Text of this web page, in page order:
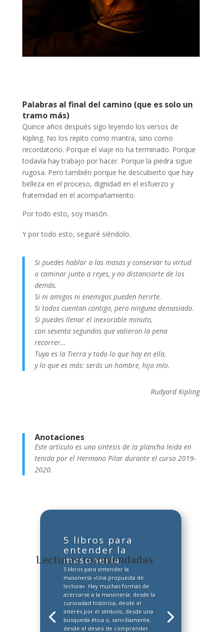
Palabras al final del camino (que es solo un
tramo más)
Quince años después sigo leyendo los versos de
Kipling. No los repito como mantra, sino como
recordatorio. Porque el viaje no ha terminado. Porque
todavía hay trabajo por hacer. Porque la piedra sigue
rugosa. Pero también porque he descubierto que hay
belleza en el proceso, dignidad en el esfuerzo y
fraternidad en el acompañamiento.
Por todo esto, soy masón.
Y por todo esto, seguiré siéndolo.
Si puedes hablar a las masas y conservar tu virtud
o caminar junto a reyes, y no distanciarte de los
demás.
Si ni amigos ni enemigos pueden herirte.
Si todos cuentan contigo, pero ninguno demasiado.
Si puedes llenar el inexorable minuto,
con sesenta segundos que valieron la pena
recorrer…
Tuya es la Tierra y todo lo que hay en ella,
y lo que es más: serás un hombre, hijo mío.
Rudyard Kipling
Anotaciones
Este artículo es una síntesis de la plancha leida en
tenida por el Hermano Pilar durante el curso 2019-
2020.
Lecturas recomendadas
5 libros para
entender la
masonería
5 libros para entender la
masonería «Una propuesta de
lectura» Hay muchas formas de
acercarse a la masonería: desde la
curiosidad histórica, desde el
interés por el símbolo, desde una
búsqueda ética o, sencillamente,
desde el deseo de comprender